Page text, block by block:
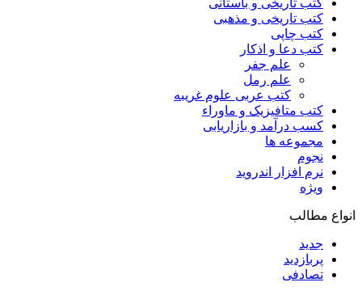
کتب تاریخی و باستانی
کتب تاریخی و مذهبی
کتب چاپی
کتب دعا و اذکار
علم جفر
علم رمل
کتب عربی علوم غریبه
کتب متافیزیک و ماوراء
کسب درآمد و بازاریابی
مجموعه ها
نجوم
نرم افزار اندروید
ویژه
انواع مطالب
جدید
پربازدید
تصادفی